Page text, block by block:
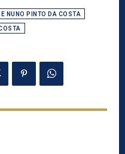
NUNO PINTO DA COSTA